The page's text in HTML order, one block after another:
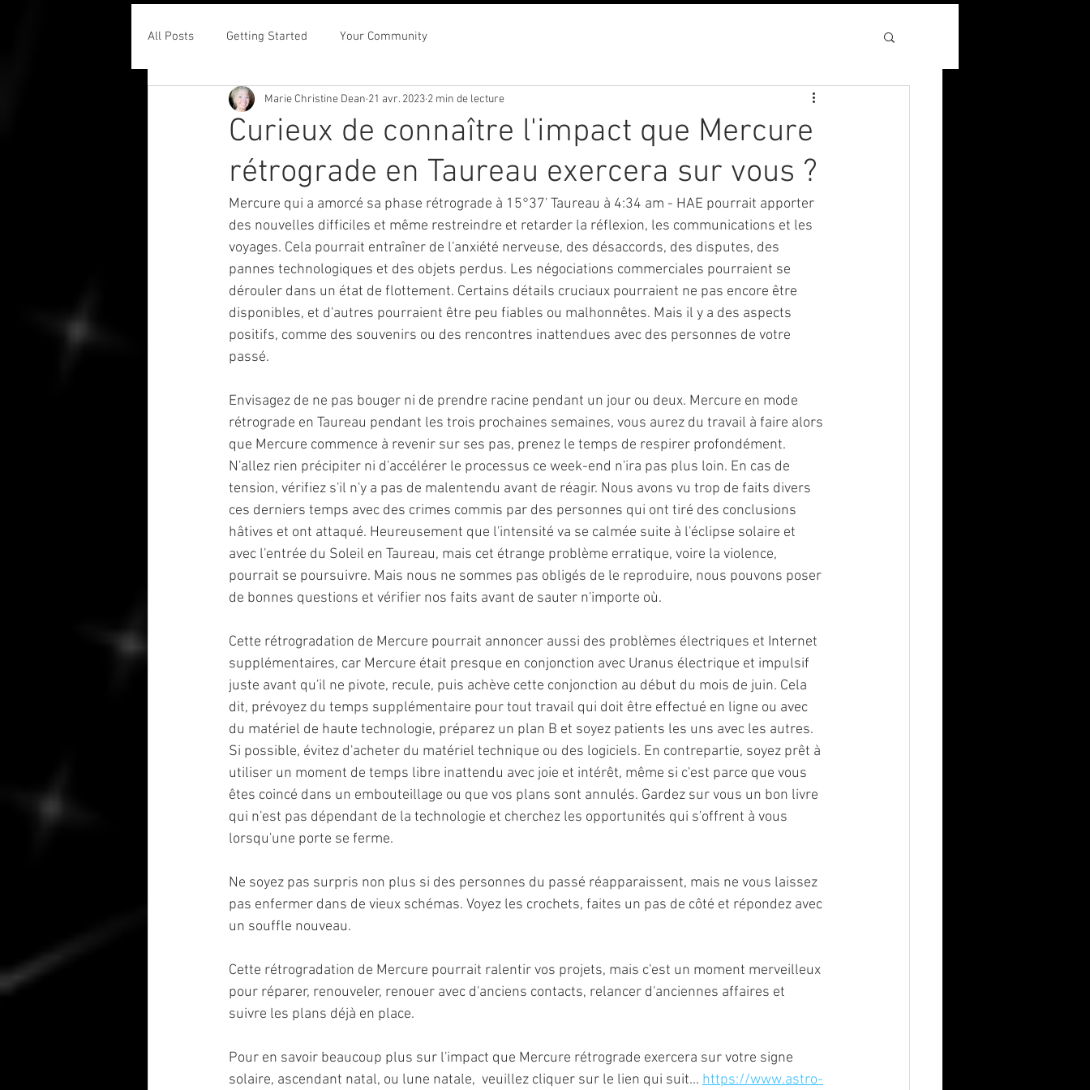
All Posts Getting Started Your Community
Curieux de connaître l'impact que Mercure
rétrograde en Taureau exercera sur vous ?
Marie Christine Dean 21 avr. 2023 2 min de lecture
Mercure qui a amorcé sa phase rétrograde à 15°37' Taureau à 4:34 am - HAE pourrait apporter
des nouvelles difficiles et même restreindre et retarder la réflexion, les communications et les
voyages. Cela pourrait entraîner de l'anxiété nerveuse, des désaccords, des disputes, des
pannes technologiques et des objets perdus. Les négociations commerciales pourraient se
dérouler dans un état de flottement. Certains détails cruciaux pourraient ne pas encore être
disponibles, et d'autres pourraient être peu fiables ou malhonnêtes. Mais il y a des aspects
positifs, comme des souvenirs ou des rencontres inattendues avec des personnes de votre
passé.
Envisagez de ne pas bouger ni de prendre racine pendant un jour ou deux. Mercure en mode
rétrograde en Taureau pendant les trois prochaines semaines, vous aurez du travail à faire alors
que Mercure commence à revenir sur ses pas, prenez le temps de respirer profondément.
N'allez rien précipiter ni d'accélérer le processus ce week-end n'ira pas plus loin. En cas de
tension, vérifiez s'il n'y a pas de malentendu avant de réagir. Nous avons vu trop de faits divers
ces derniers temps avec des crimes commis par des personnes qui ont tiré des conclusions
hâtives et ont attaqué. Heureusement que l'intensité va se calmée suite à l'éclipse solaire et
avec l'entrée du Soleil en Taureau, mais cet étrange problème erratique, voire la violence,
pourrait se poursuivre. Mais nous ne sommes pas obligés de le reproduire, nous pouvons poser
de bonnes questions et vérifier nos faits avant de sauter n'importe où.
Cette rétrogradation de Mercure pourrait annoncer aussi des problèmes électriques et Internet
supplémentaires, car Mercure était presque en conjonction avec Uranus électrique et impulsif
juste avant qu'il ne pivote, recule, puis achève cette conjonction au début du mois de juin. Cela
dit, prévoyez du temps supplémentaire pour tout travail qui doit être effectué en ligne ou avec
du matériel de haute technologie, préparez un plan B et soyez patients les uns avec les autres.
Si possible, évitez d'acheter du matériel technique ou des logiciels. En contrepartie, soyez prêt à
utiliser un moment de temps libre inattendu avec joie et intérêt, même si c'est parce que vous
êtes coincé dans un embouteillage ou que vos plans sont annulés. Gardez sur vous un bon livre
qui n'est pas dépendant de la technologie et cherchez les opportunités qui s'offrent à vous
lorsqu'une porte se ferme.
Ne soyez pas surpris non plus si des personnes du passé réapparaissent, mais ne vous laissez
pas enfermer dans de vieux schémas. Voyez les crochets, faites un pas de côté et répondez avec
un souffle nouveau.
Cette rétrogradation de Mercure pourrait ralentir vos projets, mais c'est un moment merveilleux
pour réparer, renouveler, renouer avec d'anciens contacts, relancer d'anciennes affaires et
suivre les plans déjà en place.
Pour en savoir beaucoup plus sur l'impact que Mercure rétrograde exercera sur votre signe
solaire, ascendant natal, ou lune natale,  veuillez cliquer sur le lien qui suit... https://www.astro-